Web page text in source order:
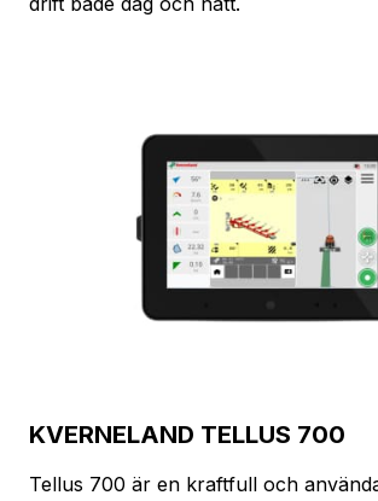
KVERNELAND TELLUS 700
Tellus 700 är en kraftfull och